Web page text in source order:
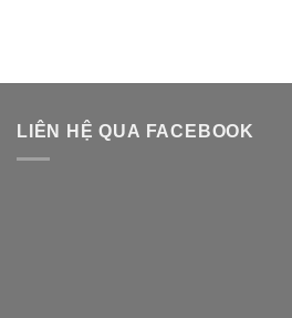
LIÊN HỆ QUA FACEBOOK